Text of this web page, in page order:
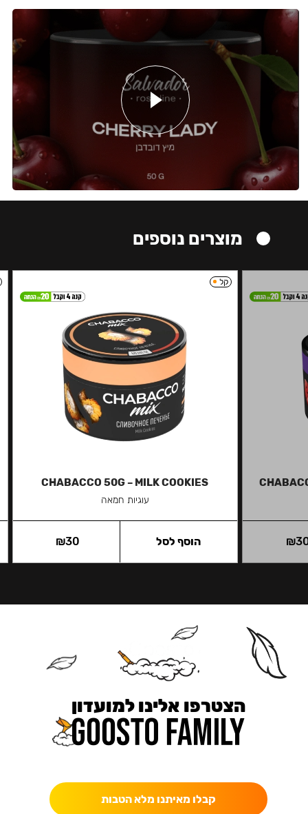
מוצרים נוספים
₪
קל
CHABACCO 50G – MILK COOKIES
עוגיות חמאה
₪30 הוסף לסל
הצטרפו אלינו למועדון
קבלו מאיתנו מלא הטבות